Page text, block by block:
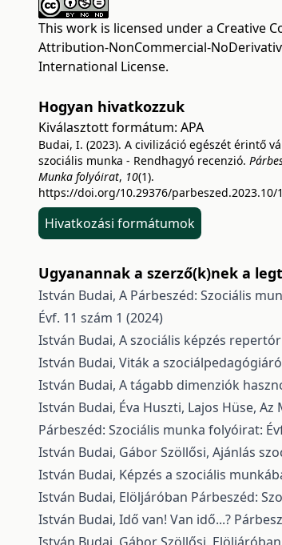
This work is licensed under a Creative
Attribution-NonCommercial-
International License.
Hogyan hivatkozzuk
Kiválasztott formátum: APA
Budai, I. (2023). A civilizáció egészét érintő
szociális munka - Rendhagyó recenzió.
Munka folyóirat, 10(1).
https://doi.org/10.29376/parbeszed.2023.10/
Hivatkozási formátumok
Ugyanannak a szerző(k)nek a
István Budai, A Párbeszéd: Szociális
Évf. 11 szám 1 (2024)
István Budai, A szociális képzés
István Budai, Viták a
István Budai, A tágabb dimenziók
István Budai, Éva Huszti, Lajos Hüse, Az
Párbeszéd: Szociális munka folyóirat:
István Budai, Gábor Szöllősi, Ajánlás
István Budai, Képzés a szociális
István Budai, Elöljáróban Párbeszéd:
István Budai, Idő van! Van idő...?